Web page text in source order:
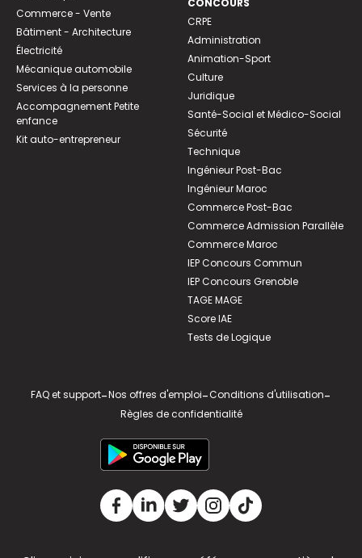
Commerce - Vente
Bâtiment - Architecture
Électricité
Mécanique automobile
Services à la personne
Accompagnement Petite
enfance
Kit auto-entrepreneur
CRPE
Administration
Animation-Sport
Culture
Juridique
Santé-Social et Médico-Social
Sécurité
Technique
Ingénieur Post-Bac
Ingénieur Maroc
Commerce Post-Bac
Commerce Admission Parallèle
Commerce Maroc
IEP Concours Commun
IEP Concours Grenoble
TAGE MAGE
Score IAE
Tests de Logique
FAQ et support-Nos offres d'emploi-Conditions d'utilisation-
Règles de confidentialité